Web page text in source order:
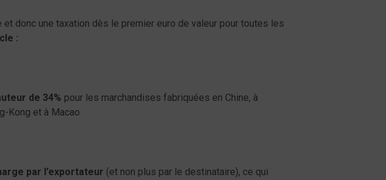
et donc une taxation dès le premier euro de valeur pour toutes les
:
de 34% pour les marchandises fabriquées en Chine, à
Kong et à Macao
par l’exportateur (et non plus par le destinataire), ce qui